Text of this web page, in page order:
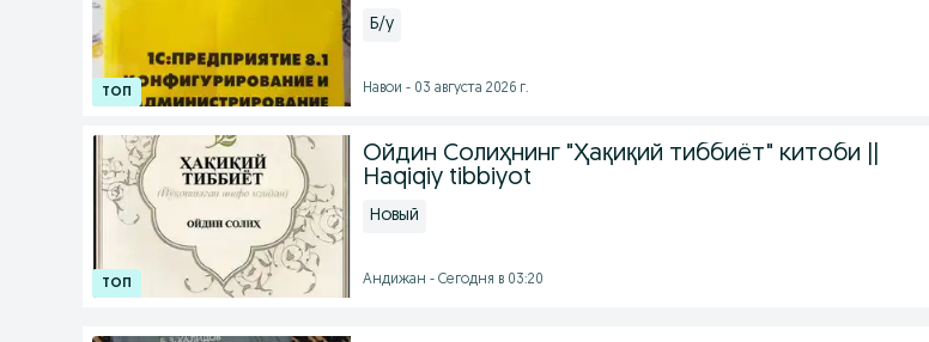
Б/у
Навои - 03 августа 2026 г.
Ойдин Солиҳнинг "Ҳақиқий тиббиёт" китоби ||
Haqiqiy tibbiyot
Новый
Андижан - Сегодня в 03:20